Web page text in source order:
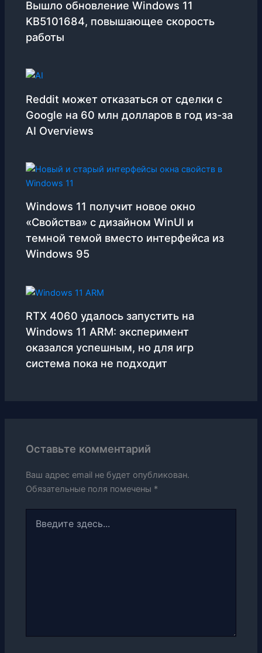
Вышло обновление Windows 11
KB5101684, повышающее скорость
работы
Reddit может отказаться от сделки с
Google на 60 млн долларов в год из-за
AI Overviews
Windows 11 получит новое окно
«Свойства» с дизайном WinUI и
темной темой вместо интерфейса из
Windows 95
RTX 4060 удалось запустить на
Windows 11 ARM: эксперимент
оказался успешным, но для игр
система пока не подходит
Оставьте комментарий
Ваш адрес email не будет опубликован.
Обязательные поля помечены *
здесь...